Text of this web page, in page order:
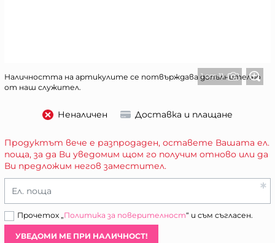
1 от 11
Наличността на артикулите се потвърждава допълнително
от наш служител.
Неналичен Доставка и плащане
Продуктът вече е разпродаден, оставете Вашата ел.
поща, за да Ви уведомим щом го получим отново или да
Ви предложим негов заместител.
Ел. поща
Прочетох „Политика за поверителност“ и съм съгласен.
УВЕДОМИ МЕ ПРИ НАЛИЧНОСТ!